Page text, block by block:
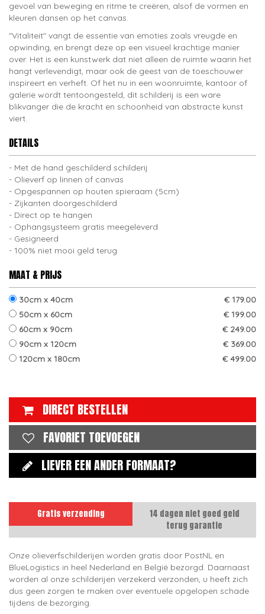
gevoel van beweging en ritme te creëren, alsof de vormen en
kleuren dansen op het canvas.
"Vitaliteit" vangt de essentie van emoties zoals vreugde en
opwinding, en brengt deze op een visueel krachtige manier
over. Het is een kunstwerk dat niet alleen de ruimte waarin het
hangt verlevendigt, maar ook de geest van de toeschouwer
inspireert en verheft. Of het nu in een woonruimte, kantoor of
galerie wordt tentoongesteld, dit schilderij is een ware
blikvanger die de kracht en schoonheid van abstracte kunst
viert.
DETAILS
Met de hand geschilderd schilderij
Olieverf op linnen of canvas
Opgespannen op houten spieraam (5cm)
Zijkanten doorgeschilderd
Direct op te hangen
Ophangsysteem gratis meegeleverd
Gesigneerd
100% niet mooi geld terug
MAAT & PRIJS
30cm x 40cm
€ 179.00
50cm x 60cm
€ 199.00
60cm x 90cm
€ 249.00
90cm x 120cm
€ 369.00
120cm x 180cm
€ 499.00
DIRECT BESTELLEN
FAVORIET TOEVOEGEN
LIEVER EEN ANDER FORMAAT?
Gratis verzending
14 dagen niet goed geld
terug garantie
Onze olieverfschilderijen worden gratis door PostNL en
BlueLogistics in heel Nederland en België bezorgd. Daarnaast
worden al onze schilderijen verzekerd verzonden, u heeft zich
dus geen zorgen te maken over eventuele opgelopen schade
tijdens de bezorging.